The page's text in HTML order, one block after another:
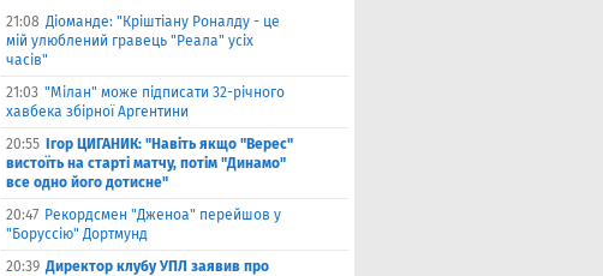
21:08 Діоманде: "Кріштіану Роналду - це
мій улюблений гравець "Реала" усіх
часів"
21:03 "Мілан" може підписати 32-річного
хавбека збірної Аргентини
20:55
Ігор ЦИГАНИК: "Навіть якщо "Верес"
вистоїть на старті матчу, потім "Динамо"
все одно його дотисне"
20:47 Рекордсмен "Дженоа" перейшов у
"Боруссію" Дортмунд
20:39 Директор клубу УПЛ заявив про